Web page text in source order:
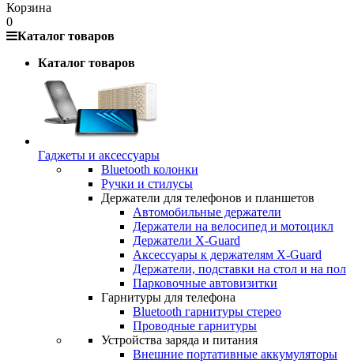
Корзина
0
Каталог товаров
Каталог товаров
Гаджеты и аксессуары
Bluetooth колонки
Ручки и стилусы
Держатели для телефонов и планшетов
Автомобильные держатели
Держатели на велосипед и мотоцикл
Держатели X-Guard
Аксессуары к держателям X-Guard
Держатели, подставки на стол и на пол
Парковочные автовизитки
Гарнитуры для телефона
Bluetooth гарнитуры стерео
Проводные гарнитуры
Устройства заряда и питания
Внешние портативные аккумуляторы